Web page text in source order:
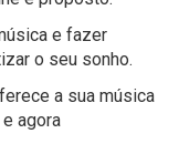
e fazer
o seu sonho.
a sua música
agora